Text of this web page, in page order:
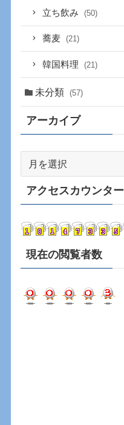
立ち飲み (50)
蕎麦 (21)
韓国料理 (21)
未分類 (57)
アーカイブ
カ
イ
アクセスカウンター
現在の閲覧者数